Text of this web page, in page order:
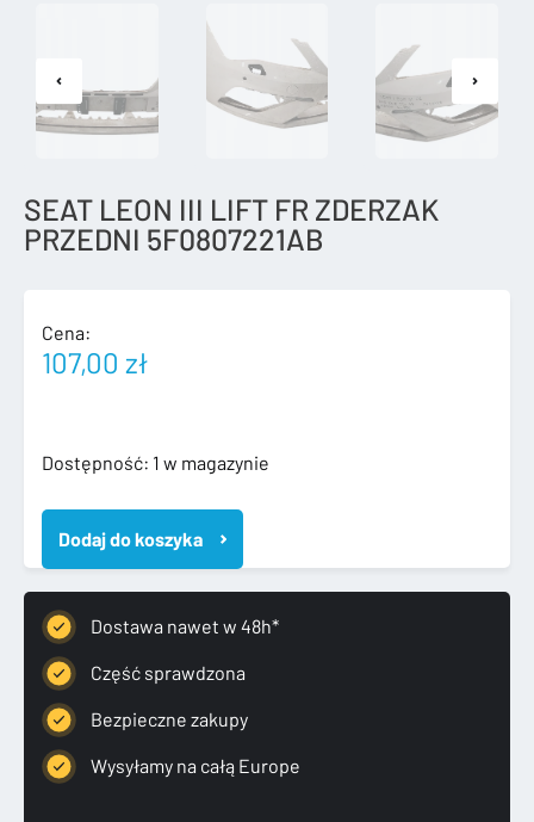
SEAT LEON III LIFT FR ZDERZAK
PRZEDNI 5F0807221AB
Cena:
107,00 zł
Dostępność: 1 w magazynie
ilość
LEON
LIFT
FR
ZDERZAK
PRZEDNI
5F0807221AB
Dodaj do koszyka
Dostawa nawet w 48h*
Część sprawdzona
Bezpieczne zakupy
Wysyłamy na całą Europe